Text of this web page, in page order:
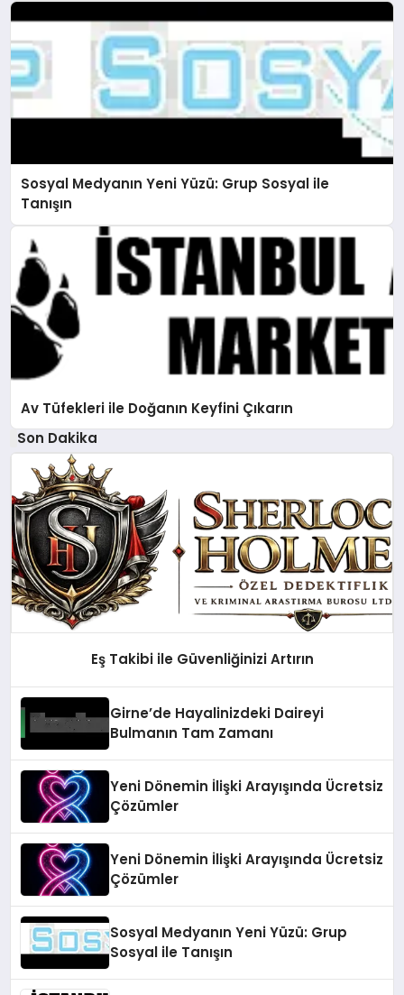
Sosyal Medyanın Yeni Yüzü: Grup Sosyal ile
Tanışın
Av Tüfekleri ile Doğanın Keyfini Çıkarın
Son Dakika
Eş Takibi ile Güvenliğinizi Artırın
Girne’de Hayalinizdeki Daireyi
Bulmanın Tam Zamanı
Yeni Dönemin İlişki Arayışında Ücretsiz
Çözümler
Yeni Dönemin İlişki Arayışında Ücretsiz
Çözümler
Sosyal Medyanın Yeni Yüzü: Grup
Sosyal ile Tanışın